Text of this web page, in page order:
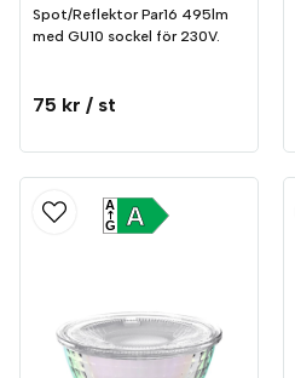
Spot/Reflektor Par16 495lm
med GU10 sockel för 230V.
75 kr / st
A
A
G